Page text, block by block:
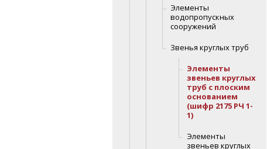
Элементы
водопропускных
сооружений
Звенья круглых труб
Элементы
звеньев круглых
труб с плоским
основанием
(шифр 2175 РЧ 1-
1)
Элементы
звеньев круглых